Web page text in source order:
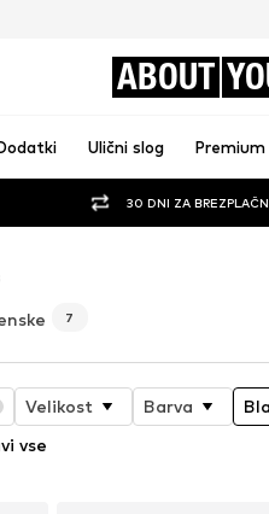
ABOUT
Ulični slog Premium
30 DNI ZA
7
Velikost Barva
vse